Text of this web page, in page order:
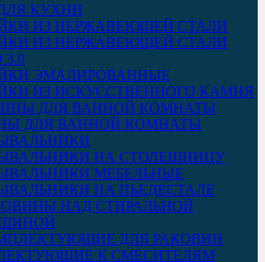
КУХНИ
ИЗ НЕРЖАВЕЮЩЕЙ СТАЛИ
ИЗ НЕРЖАВЕЮЩЕЙ СТАЛИ
3.0
ЭМАЛИРОВАННЫЕ
ИЗ ИСКУССТВЕННОГО КАМНЯ
ДЛЯ ВАННОЙ КОМНАТЫ
НА СТОЛЕШНИЦУ
МЕБЕЛЬНЫЕ
НА ПЬЕДЕСТАЛЕ
НАД СТИРАЛЬНОЙ
ДЛЯ РАКОВИН